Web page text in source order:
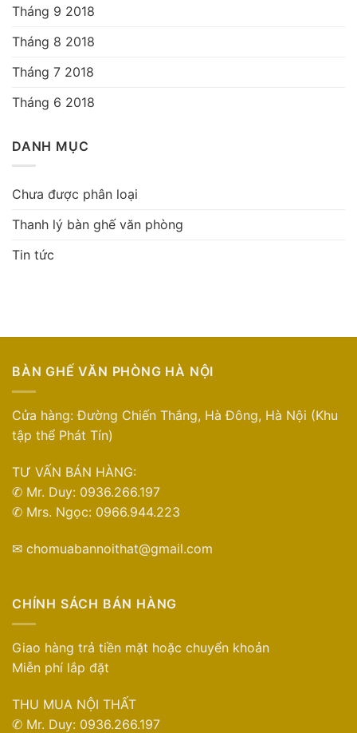
Tháng 9 2018
Tháng 8 2018
Tháng 7 2018
Tháng 6 2018
DANH MỤC
Chưa được phân loại
Thanh lý bàn ghế văn phòng
Tin tức
BÀN GHẾ VĂN PHÒNG HÀ NỘI
Cửa hàng: Đường Chiến Thắng, Hà Đông, Hà Nội (Khu
tập thể Phát Tín)
TƯ VẤN BÁN HÀNG:
✆ Mr. Duy: 0936.266.197
✆ Mrs. Ngọc: 0966.944.223
✉ chomuabannoithat@gmail.com
CHÍNH SÁCH BÁN HÀNG
Giao hàng trả tiền mặt hoặc chuyển khoản
Miễn phí lắp đặt
THU MUA NỘI THẤT
✆ Mr. Duy: 0936.266.197